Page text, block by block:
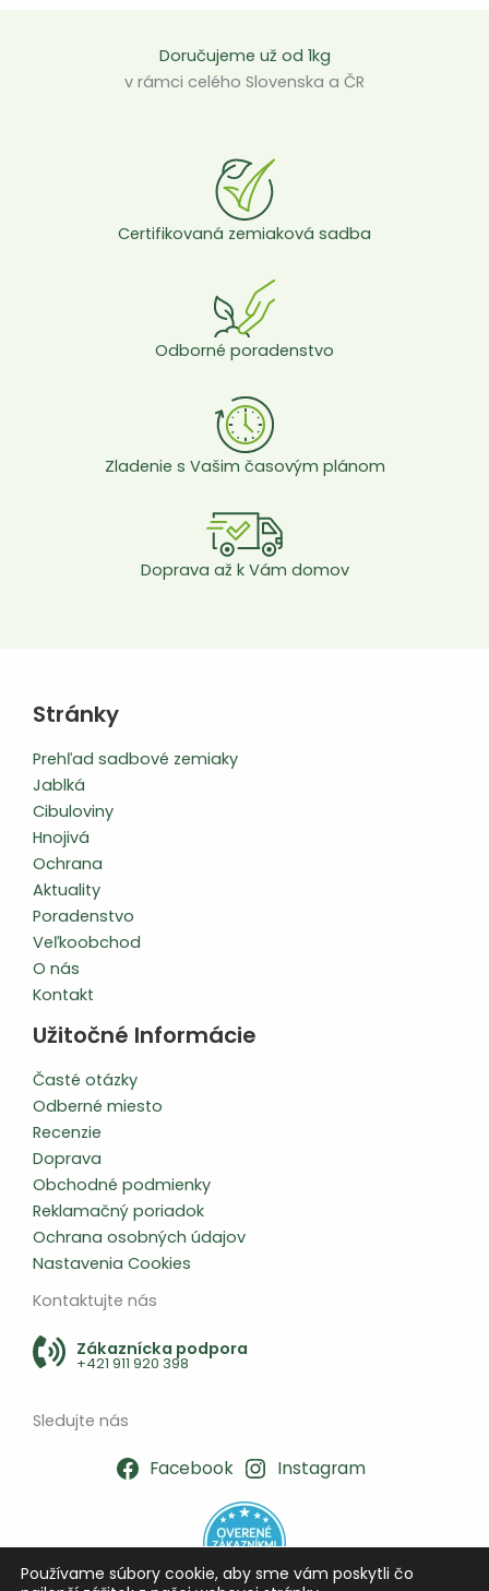
Doručujeme už od 1kg
v rámci celého Slovenska a ČR
Certifikovaná zemiaková sadba
Odborné poradenstvo
Zladenie s Vašim časovým plánom
Doprava až k Vám domov
Stránky
Prehľad sadbové zemiaky
Jablká
Cibuloviny
Hnojivá
Ochrana
Aktuality
Poradenstvo
Veľkoobchod
O nás
Kontakt
Užitočné Informácie
Časté otázky
Odberné miesto
Recenzie
Doprava
Obchodné podmienky
Reklamačný poriadok
Ochrana osobných údajov
Nastavenia Cookies
Kontaktujte nás
Zákaznícka podpora
+421 911 920 398
Sledujte nás
Facebook Instagram
Používame súbory cookie, aby sme vám poskytli čo